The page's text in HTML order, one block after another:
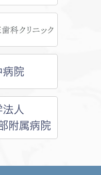
病院
人
附属病院